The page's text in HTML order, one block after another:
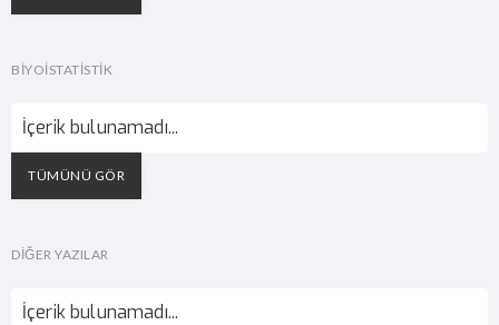
BİYOİSTATİSTİK
İçerik bulunamadı...
TÜMÜNÜ GÖR
DIĞER YAZILAR
İçerik bulunamadı...